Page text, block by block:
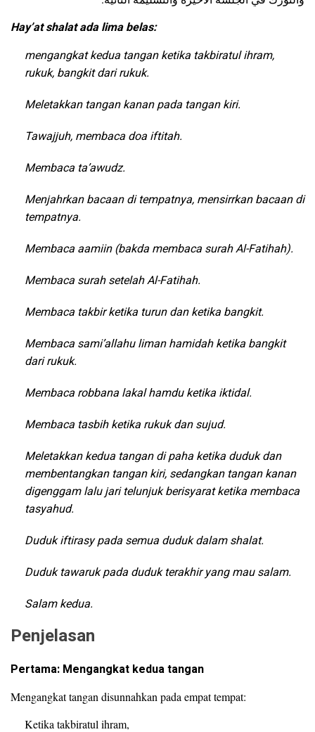
Hay’at shalat ada lima belas:
mengangkat kedua tangan ketika takbiratul ihram,
rukuk, bangkit dari rukuk.
Meletakkan tangan kanan pada tangan kiri.
Tawajjuh, membaca doa iftitah.
Membaca ta’awudz.
Menjahrkan bacaan di tempatnya, mensirrkan bacaan di
tempatnya.
Membaca aamiin (bakda membaca surah Al-Fatihah).
Membaca surah setelah Al-Fatihah.
Membaca takbir ketika turun dan ketika bangkit.
Membaca sami’allahu liman hamidah ketika bangkit
dari rukuk.
Membaca robbana lakal hamdu ketika iktidal.
Membaca tasbih ketika rukuk dan sujud.
Meletakkan kedua tangan di paha ketika duduk dan
membentangkan tangan kiri, sedangkan tangan kanan
digenggam lalu jari telunjuk berisyarat ketika membaca
tasyahud.
Duduk iftirasy pada semua duduk dalam shalat.
Duduk tawaruk pada duduk terakhir yang mau salam.
Salam kedua.
Penjelasan
Pertama: Mengangkat kedua tangan
Mengangkat tangan disunnahkan pada empat tempat:
Ketika takbiratul ihram,